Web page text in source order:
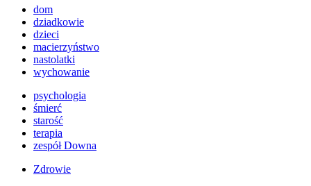
dom
dziadkowie
dzieci
macierzyństwo
nastolatki
wychowanie
psychologia
śmierć
starość
terapia
zespół Downa
Zdrowie